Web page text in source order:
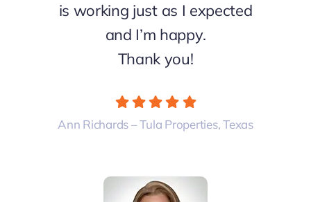
is working just as I expected
and I’m happy.
Thank you!
Ann Richards – Tula Properties, Texas